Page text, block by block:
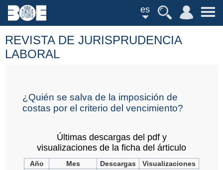
es
REVISTA DE JURISPRUDENCIA
LABORAL
¿Quién se salva de la imposición de
costas por el criterio del vencimiento?
Últimas descargas del pdf y
visualizaciones de la ficha del árticulo
Año Mes Descargas Visualizaciones